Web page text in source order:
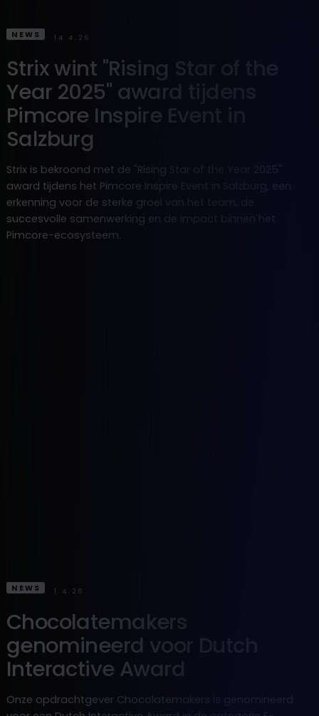
NEWS 14.4.26
Strix wint "Rising Star of the
Year 2025" award tijdens
Pimcore Inspire Event in
Salzburg
Strix is bekroond met de "Rising Star of the Year 2025"
award tijdens het Pimcore Inspire Event in Salzburg, een
erkenning voor de sterke groei van het team, de
succesvolle samenwerking en de impact binnen het
Pimcore-ecosysteem.
NEWS 1.4.26
Chocolatemakers
genomineerd voor Dutch
Interactive Award
Onze opdrachtgever Chocolatemakers is genomineerd